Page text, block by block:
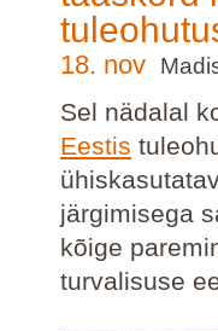
18. nov
Sel nädalal
Eestis
järgimisega
kõige
turvalisuse